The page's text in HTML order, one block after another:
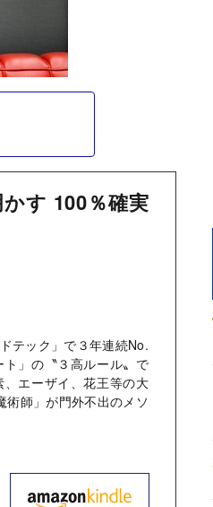
す 100％確実
テック」で３年連続No.
」の〝３高ルール〟で
エーザイ、花王等の大
師」が門外不出のメソ